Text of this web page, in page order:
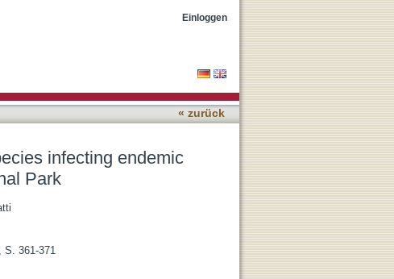
Einloggen
« zurück
infecting endemic
Park
S. 361-371